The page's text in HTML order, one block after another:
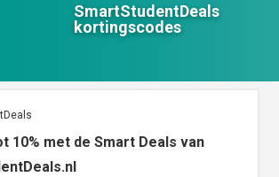
SmartStudentDeals
kortingscodes
10% met de Smart Deals van